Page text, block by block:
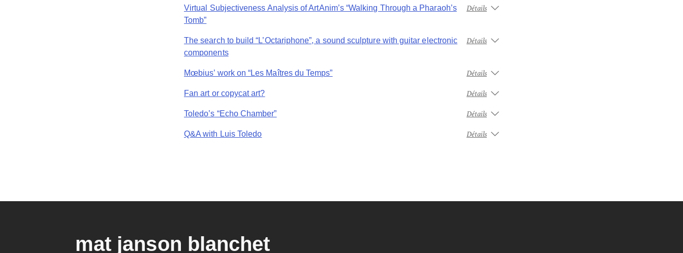
Virtual Subjectiveness Analysis of ArtAnim’s “Walking Through a Pharaoh’s
Tomb”
Détails
The search to build “L’Octariphone”, a sound sculpture with guitar electronic
components
Détails
Mœbius’ work on “Les Maîtres du Temps” Détails
Fan art or copycat art? Détails
Toledo’s “Echo Chamber” Détails
Q&A with Luis Toledo Détails
mat janson blanchet